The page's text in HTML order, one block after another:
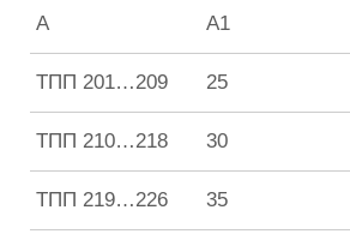
А А1
ТПП 201…209 25
ТПП 210…218 30
ТПП 219…226 35